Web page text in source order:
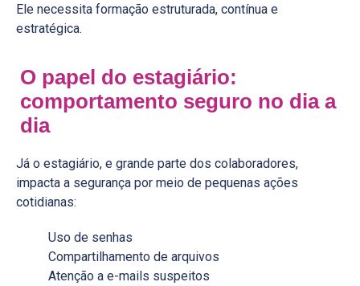
Ele necessita formação estruturada, contínua e
estratégica.
O papel do estagiário:
comportamento seguro no dia a
dia
Já o estagiário, e grande parte dos colaboradores,
impacta a segurança por meio de pequenas ações
cotidianas:
Uso de senhas
Compartilhamento de arquivos
Atenção a e-mails suspeitos